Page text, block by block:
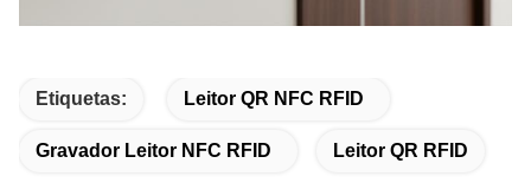
Etiquetas: Leitor QR NFC RFID
Gravador Leitor NFC RFID Leitor QR RFID